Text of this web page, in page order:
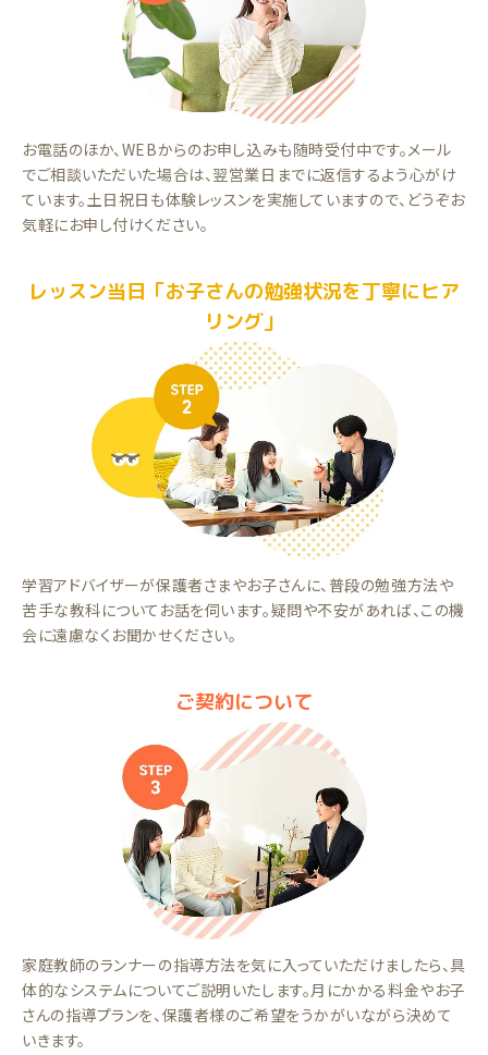
お電話のほか、WEBからのお申し込みも随時受付中です。メール
でご相談いただいた場合は、翌営業日までに返信するよう心がけ
ています。土日祝日も体験レッスンを実施していますので、どうぞお
気軽にお申し付けください。
レッスン当日「お子さんの勉強状況を丁寧にヒア
リング」
学習アドバイザーが保護者さまやお子さんに、普段の勉強方法や
苦手な教科についてお話を伺います。疑問や不安があれば、この機
会に遠慮なくお聞かせください。
ご契約について
家庭教師のランナーの指導方法を気に入っていただけましたら、具
体的なシステムについてご説明いたします。月にかかる料金やお子
さんの指導プランを、保護者様のご希望をうかがいながら決めて
いきます。